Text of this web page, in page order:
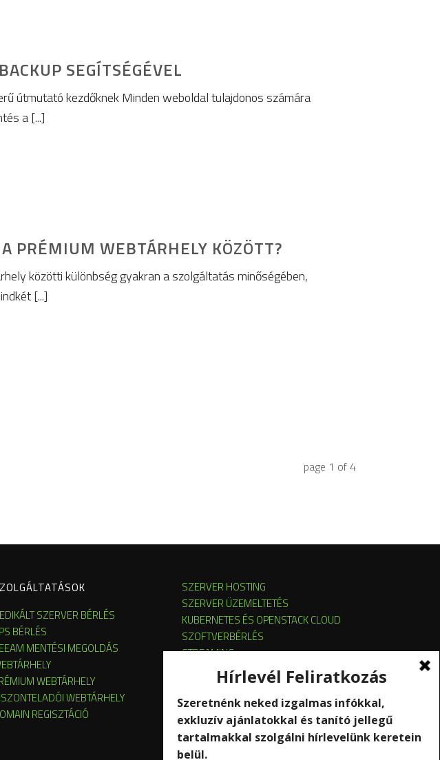
SEGÍTSÉGÉVEL
útmutató kezdőknek Minden weboldal tulajdonos számára
a [...]
PRÉMIUM WEBTÁRHELY KÖZÖTT?
közötti különbség gyakran a szolgáltatás minőségében,
[...]
page 1 of4
SZERVER BÉRLÉS
BÉRLÉS
MENTÉSI MEGOLDÁS
WEBTÁRHELY
WEBTÁRHELY
REGISZTÁCIÓ
SZERVER HOSTING
SZERVER ÜZEMELTETÉS
KUBERNETES ÉS OPENSTACK CLOUD
SZOFTVERBÉRLÉS
STREAMING